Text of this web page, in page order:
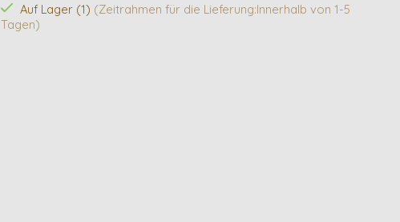
Auf Lager (1) (Zeitrahmen für die Lieferung:Innerhalb von 1-5
Tagen)